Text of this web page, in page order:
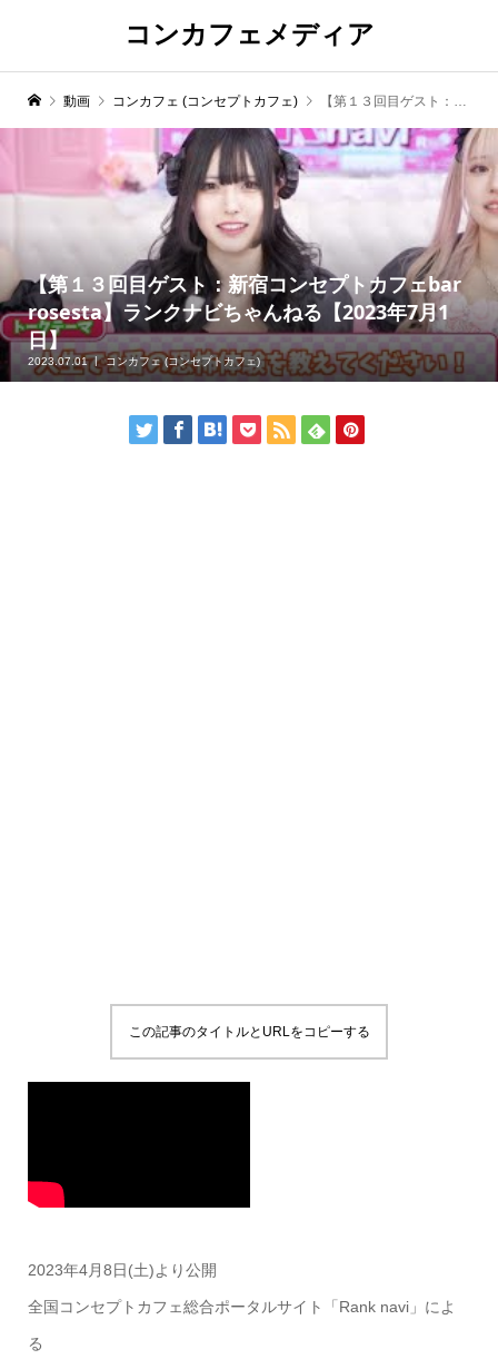
コンカフェメディア
動画 コンカフェ (コンセプトカフェ) 【第１３回目ゲスト：新宿コンセプトカフェbar rosesta】ランクナビちゃんねる【2023年7月1日】
【第１３回目ゲスト：新宿コンセプトカフェbar
rosesta】ランクナビちゃんねる【2023年7月1
日】
2023.07.01 コンカフェ (コンセプトカフェ)
この記事のタイトルとURLをコピーする
2023年4月8日(土)より公開
全国コンセプトカフェ総合ポータルサイト「Rank navi」によ
る